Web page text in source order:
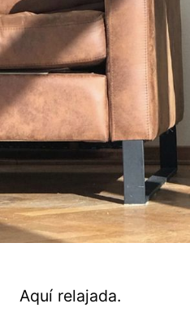
Aquí relajada.